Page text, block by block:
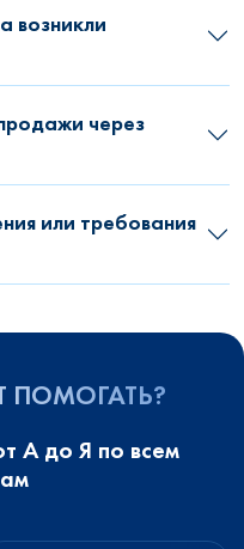
возникли
через
или требования
ПОМОГАТЬ?
А до Я по всем